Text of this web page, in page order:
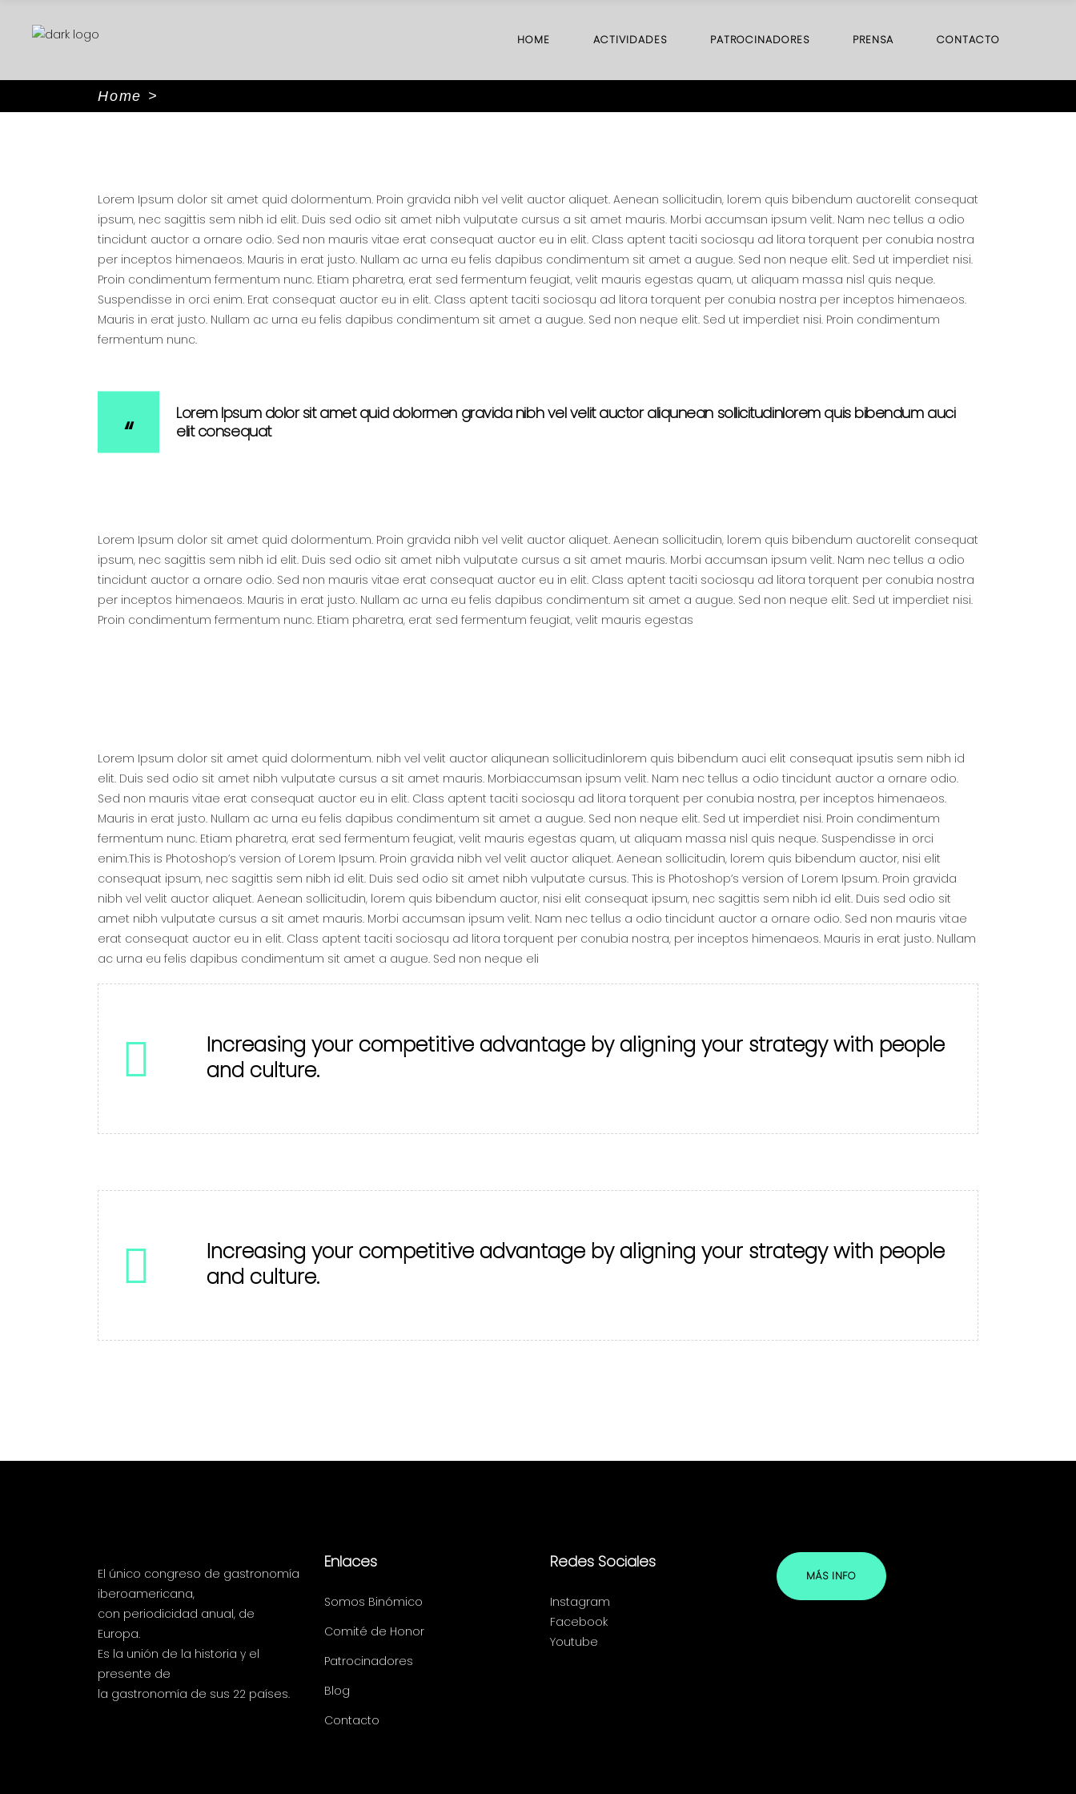
HOME ACTIVIDADES PATROCINADORES PRENSA CONTACTO
Home >
Lorem Ipsum dolor sit amet quid dolormentum. Proin gravida nibh vel velit auctor aliquet. Aenean sollicitudin, lorem quis bibendum auctorelit consequat
ipsum, nec sagittis sem nibh id elit. Duis sed odio sit amet nibh vulputate cursus a sit amet mauris. Morbi accumsan ipsum velit. Nam nec tellus a odio
tincidunt auctor a ornare odio. Sed non mauris vitae erat consequat auctor eu in elit. Class aptent taciti sociosqu ad litora torquent per conubia nostra
per inceptos himenaeos. Mauris in erat justo. Nullam ac urna eu felis dapibus condimentum sit amet a augue. Sed non neque elit. Sed ut imperdiet nisi.
Proin condimentum fermentum nunc. Etiam pharetra, erat sed fermentum feugiat, velit mauris egestas quam, ut aliquam massa nisl quis neque.
Suspendisse in orci enim. Erat consequat auctor eu in elit. Class aptent taciti sociosqu ad litora torquent per conubia nostra per inceptos himenaeos.
Mauris in erat justo. Nullam ac urna eu felis dapibus condimentum sit amet a augue. Sed non neque elit. Sed ut imperdiet nisi. Proin condimentum
fermentum nunc.
Lorem Ipsum dolor sit amet quid dolormen gravida nibh vel velit auctor aliqunean sollicitudinlorem quis bibendum auci
elit consequat
Lorem Ipsum dolor sit amet quid dolormentum. Proin gravida nibh vel velit auctor aliquet. Aenean sollicitudin, lorem quis bibendum auctorelit consequat
ipsum, nec sagittis sem nibh id elit. Duis sed odio sit amet nibh vulputate cursus a sit amet mauris. Morbi accumsan ipsum velit. Nam nec tellus a odio
tincidunt auctor a ornare odio. Sed non mauris vitae erat consequat auctor eu in elit. Class aptent taciti sociosqu ad litora torquent per conubia nostra
per inceptos himenaeos. Mauris in erat justo. Nullam ac urna eu felis dapibus condimentum sit amet a augue. Sed non neque elit. Sed ut imperdiet nisi.
Proin condimentum fermentum nunc. Etiam pharetra, erat sed fermentum feugiat, velit mauris egestas
Lorem Ipsum dolor sit amet quid dolormentum. nibh vel velit auctor aliqunean sollicitudinlorem quis bibendum auci elit consequat ipsutis sem nibh id
elit. Duis sed odio sit amet nibh vulputate cursus a sit amet mauris. Morbiaccumsan ipsum velit. Nam nec tellus a odio tincidunt auctor a ornare odio.
Sed non mauris vitae erat consequat auctor eu in elit. Class aptent taciti sociosqu ad litora torquent per conubia nostra, per inceptos himenaeos.
Mauris in erat justo. Nullam ac urna eu felis dapibus condimentum sit amet a augue. Sed non neque elit. Sed ut imperdiet nisi. Proin condimentum
fermentum nunc. Etiam pharetra, erat sed fermentum feugiat, velit mauris egestas quam, ut aliquam massa nisl quis neque. Suspendisse in orci
enim.This is Photoshop’s version of Lorem Ipsum. Proin gravida nibh vel velit auctor aliquet. Aenean sollicitudin, lorem quis bibendum auctor, nisi elit
consequat ipsum, nec sagittis sem nibh id elit. Duis sed odio sit amet nibh vulputate cursus. This is Photoshop’s version of Lorem Ipsum. Proin gravida
nibh vel velit auctor aliquet. Aenean sollicitudin, lorem quis bibendum auctor, nisi elit consequat ipsum, nec sagittis sem nibh id elit. Duis sed odio sit
amet nibh vulputate cursus a sit amet mauris. Morbi accumsan ipsum velit. Nam nec tellus a odio tincidunt auctor a ornare odio. Sed non mauris vitae
erat consequat auctor eu in elit. Class aptent taciti sociosqu ad litora torquent per conubia nostra, per inceptos himenaeos. Mauris in erat justo. Nullam
ac urna eu felis dapibus condimentum sit amet a augue. Sed non neque eli
Increasing your competitive advantage by aligning your strategy with people
and culture.
Increasing your competitive advantage by aligning your strategy with people
and culture.
El único congreso de gastronomía
iberoamericana,
con periodicidad anual, de
Europa.
Es la unión de la historia y el
presente de
la gastronomía de sus 22 países.
Enlaces
Somos Binómico
Comité de Honor
Patrocinadores
Blog
Contacto
Redes Sociales
Instagram
Facebook
Youtube
MÁS INFO